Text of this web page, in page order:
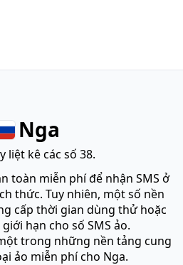
Nga
liệt kê các số 38.
toàn miễn phí để nhận SMS ở
thức. Tuy nhiên, một số nền
cấp thời gian dùng thử hoặc
hạn cho số SMS ảo.
trong những nền tảng cung
ảo miễn phí cho Nga.